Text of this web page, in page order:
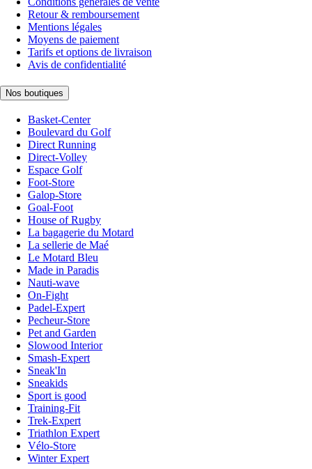
Retour & remboursement
Mentions légales
Moyens de paiement
Tarifs et options de livraison
Avis de confidentialité
Nos boutiques
Basket-Center
Boulevard du Golf
Direct Running
Direct-Volley
Espace Golf
Foot-Store
Galop-Store
Goal-Foot
House of Rugby
La bagagerie du Motard
La sellerie de Maé
Le Motard Bleu
Made in Paradis
Nauti-wave
On-Fight
Padel-Expert
Pecheur-Store
Pet and Garden
Slowood Interior
Smash-Expert
Sneak'In
Sneakids
Sport is good
Training-Fit
Trek-Expert
Triathlon Expert
Vélo-Store
Winter Expert